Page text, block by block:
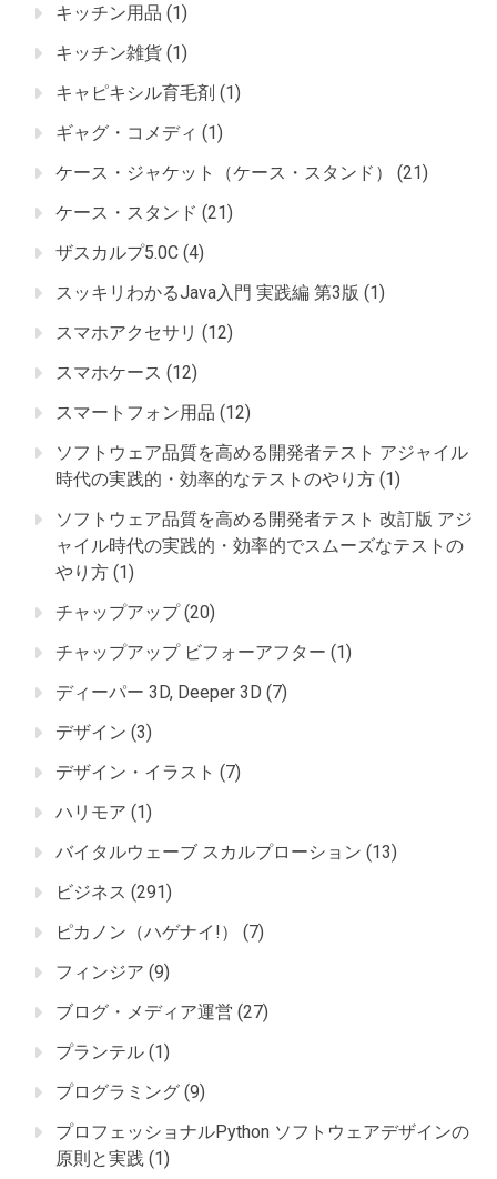
キッチン用品 (1)
キッチン雑貨 (1)
キャピキシル育毛剤 (1)
ギャグ・コメディ (1)
ケース・ジャケット（ケース・スタンド）
(21)
ケース・スタンド (21)
ザスカルプ5.0C (4)
スッキリわかるJava入門 実践編 第3版 (1)
スマホアクセサリ (12)
スマホケース (12)
スマートフォン用品 (12)
ソフトウェア品質を高める開発者テスト アジャイル
時代の実践的・効率的なテストのやり方 (1)
ソフトウェア品質を高める開発者テスト 改訂版 アジ
ャイル時代の実践的・効率的でスムーズなテストの
やり方 (1)
チャップアップ(20)
チャップアップ ビフォーアフター (1)
ディーパー 3D, Deeper 3D (7)
デザイン (3)
デザイン・イラスト (7)
ハリモア (1)
バイタルウェーブ スカルプローション (13)
ビジネス (291)
ピカノン（ハゲナイ!）
(7)
フィンジア (9)
ブログ・メディア運営 (27)
プランテル (1)
プログラミング (9)
プロフェッショナルPython ソフトウェアデザインの
原則と実践 (1)